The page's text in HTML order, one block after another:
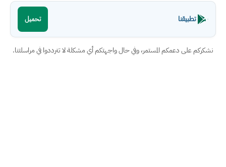
تطبيقنا تحميل
نشكركم على دعمكم المستمر، وفي حال واجهتكم أي مشكلة لا تترددوا في مراسلتنا.